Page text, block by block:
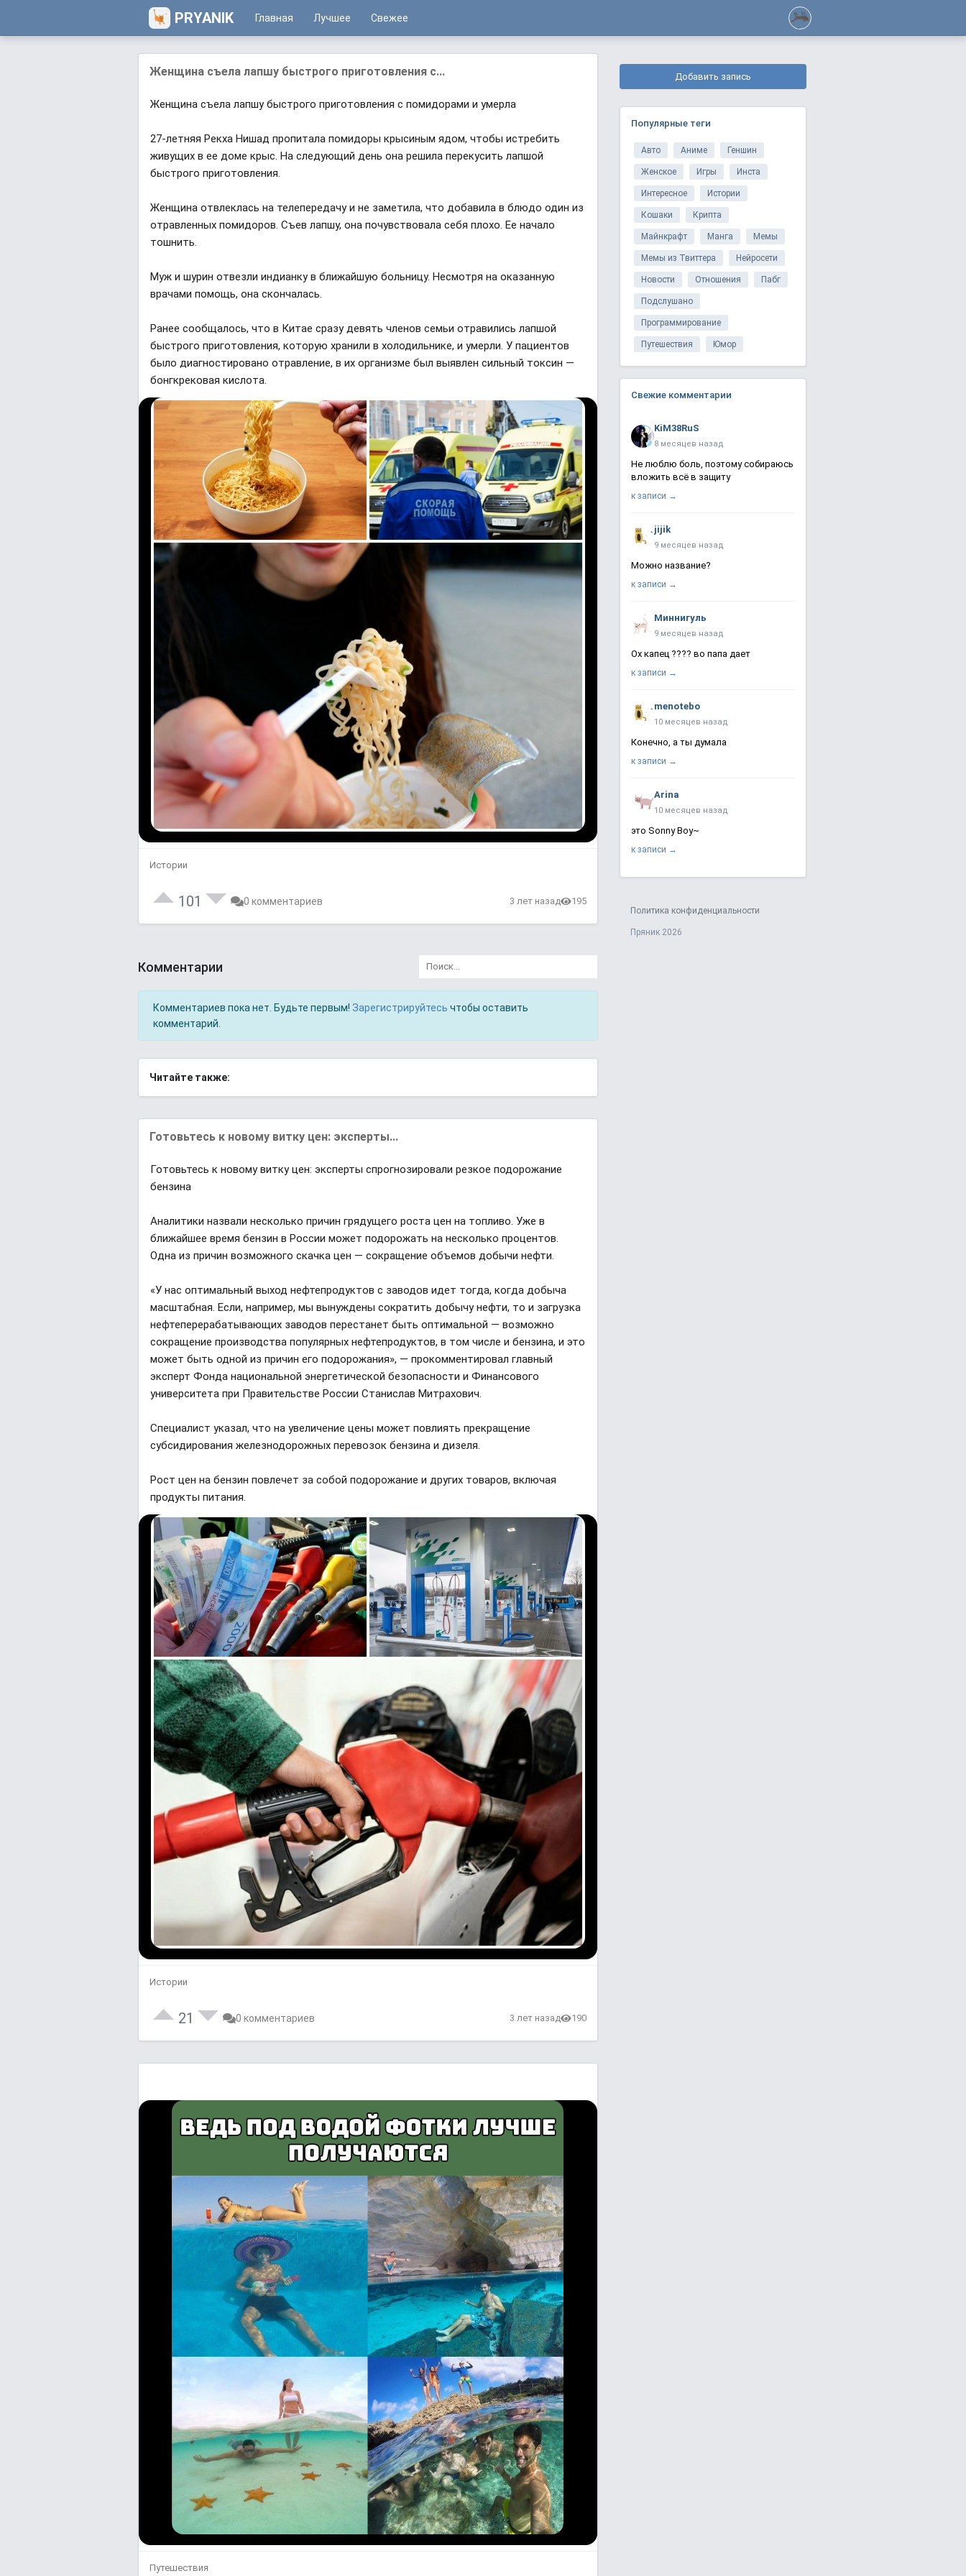
PRYANIK Главная Лучшее Свежее
Женщина съела лапшу быстрого приготовления с...
Женщина съела лапшу быстрого приготовления с помидорами и умерла
27-летняя Рекха Нишад пропитала помидоры крысиным ядом, чтобы истребить
живущих в ее доме крыс. На следующий день она решила перекусить лапшой
быстрого приготовления.
Женщина отвлеклась на телепередачу и не заметила, что добавила в блюдо один из
отравленных помидоров. Съев лапшу, она почувствовала себя плохо. Ее начало
тошнить.
Муж и шурин отвезли индианку в ближайшую больницу. Несмотря на оказанную
врачами помощь, она скончалась.
Ранее сообщалось, что в Китае сразу девять членов семьи отравились лапшой
быстрого приготовления, которую хранили в холодильнике, и умерли. У пациентов
было диагностировано отравление, в их организме был выявлен сильный токсин —
бонгкрековая кислота.
Истории
101 0 комментариев 3 лет назад 195
Комментарии
Комментариев пока нет. Будьте первым! Зарегистрируйтесь чтобы оставить
комментарий.
Читайте также:
Готовьтесь к новому витку цен: эксперты...
Готовьтесь к новому витку цен: эксперты спрогнозировали резкое подорожание
бензина
Аналитики назвали несколько причин грядущего роста цен на топливо. Уже в
ближайшее время бензин в России может подорожать на несколько процентов.
Одна из причин возможного скачка цен — сокращение объемов добычи нефти.
«У нас оптимальный выход нефтепродуктов с заводов идет тогда, когда добыча
масштабная. Если, например, мы вынуждены сократить добычу нефти, то и загрузка
нефтеперерабатывающих заводов перестанет быть оптимальной — возможно
сокращение производства популярных нефтепродуктов, в том числе и бензина, и это
может быть одной из причин его подорожания», — прокомментировал главный
эксперт Фонда национальной энергетической безопасности и Финансового
университета при Правительстве России Станислав Митрахович.
Специалист указал, что на увеличение цены может повлиять прекращение
субсидирования железнодорожных перевозок бензина и дизеля.
Рост цен на бензин повлечет за собой подорожание и других товаров, включая
продукты питания.
Истории
21 0 комментариев 3 лет назад 190
Путешествия
Добавить запись
Популярные теги
Авто Аниме Геншин
Женское Игры Инста
Интересное Истории
Кошаки Крипта
Майнкрафт Манга Мемы
Мемы из Твиттера Нейросети
Новости Отношения Пабг
Подслушано
Программирование
Путешествия Юмор
Свежие комментарии
KiM38RuS
8 месяцев назад
Не люблю боль, поэтому собираюсь
вложить всё в защиту
к записи →
jijik
9 месяцев назад
Можно название?
к записи →
Миннигуль
9 месяцев назад
Ох капец ???? во папа дает
к записи →
menotebo
10 месяцев назад
Конечно, а ты думала
к записи →
Arina
10 месяцев назад
это Sonny Boy~
к записи →
Политика конфиденциальности
Пряник 2026